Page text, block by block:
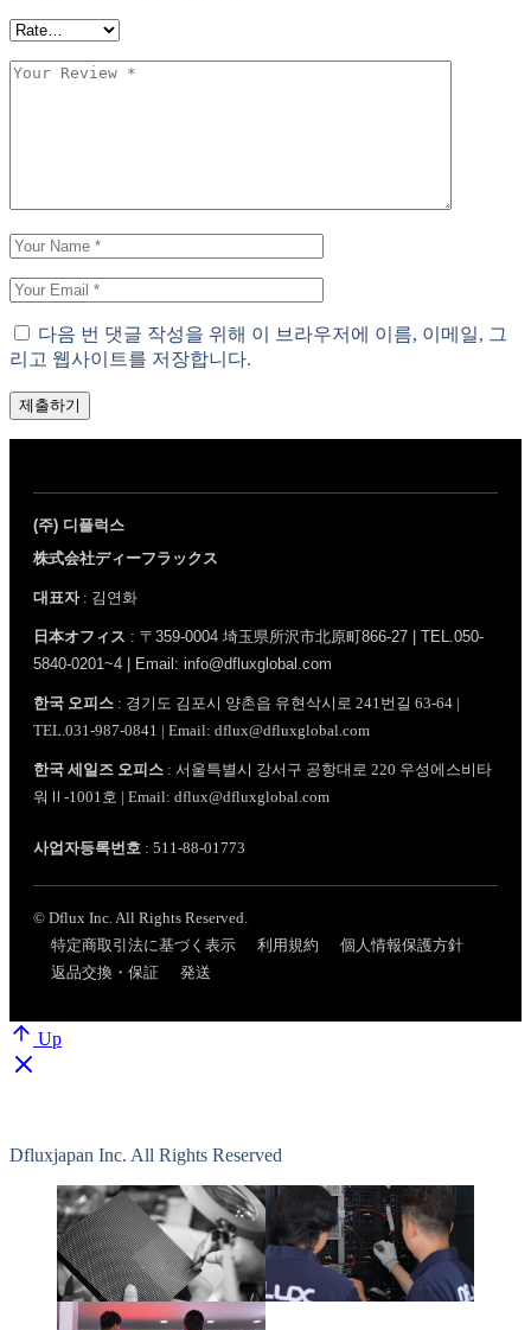
다음 번 댓글 작성을 위해 이 브라우저에 이름, 이메일, 그
리고 웹사이트를 저장합니다.
제출하기
(주) 디플럭스
株式会社ディーフラックス
대표자: 김연화
日本オフィス : 〒359-0004 埼玉県所沢市北原町866-27 | TEL.050-
5840-0201~4 | Email: info@dfluxglobal.com
한국 오피스 : 경기도 김포시 양촌읍 유현삭시로 241번길 63-64 |
TEL.031-987-0841 | Email: dflux@dfluxglobal.com
한국 세일즈 오피스 : 서울특별시 강서구 공항대로 220 우성에스비타
워Ⅱ-1001호 | Email: dflux@dfluxglobal.com
사업자등록번호 : 511-88-01773
© Dflux Inc. All Rights Reserved.
特定商取引法に基づく表示
利用規約
個人情報保護方針
返品交換・保証
発送
Up
Dfluxjapan Inc. All Rights Reserved